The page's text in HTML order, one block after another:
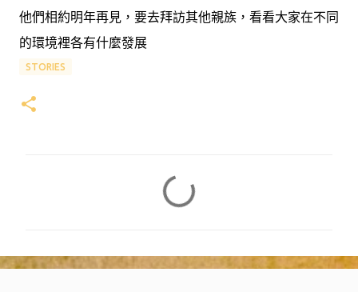
他們相約明年再見，要去拜訪其他親族，看看大家在不同
的環境裡各有什麼發展
STORIES